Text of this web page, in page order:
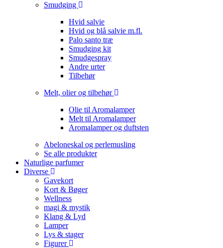
Smudging
Hvid salvie
Hvid og blå salvie m.fl.
Palo santo træ
Smudging kit
Smudgespray
Andre urter
Tilbehør
Melt, olier og tilbehør
Olie til Aromalamper
Melt til Aromalamper
Aromalamper og duftsten
Abeloneskal og perlemusling
Se alle produkter
Naturlige parfumer
Diverse
Gavekort
Kort & Bøger
Wellness
magi & mystik
Klang & Lyd
Lamper
Lys & stager
Figurer